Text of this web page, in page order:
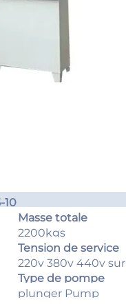
10
Masse totale
2200kgs
Tension de service
220v 380v 440v sur
demande.
Type de pompe
plunger Pump